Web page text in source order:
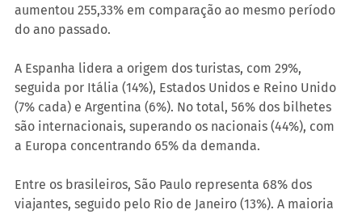
aumentou 255,33% em comparação ao mesmo período
do ano passado.
A Espanha lidera a origem dos turistas, com 29%,
seguida por Itália (14%), Estados Unidos e Reino Unido
(7% cada) e Argentina (6%). No total, 56% dos bilhetes
são internacionais, superando os nacionais (44%), com
a Europa concentrando 65% da demanda.
Entre os brasileiros, São Paulo representa 68% dos
viajantes, seguido pelo Rio de Janeiro (13%). A maioria